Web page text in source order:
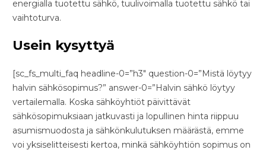
energialla tuotettu sähkö, tuulivoimalla tuotettu sähkö tai
vaihtoturva.
Usein kysyttyä
[sc_fs_multi_faq headline-0=”h3″ question-0=”Mistä löytyy
halvin sähkösopimus?” answer-0=”Halvin sähkö löytyy
vertailemalla. Koska sähköyhtiöt päivittävät
sähkösopimuksiaan jatkuvasti ja lopullinen hinta riippuu
asumismuodosta ja sähkönkulutuksen määrästä, emme
voi yksiselitteisesti kertoa, minkä sähköyhtiön sopimus on